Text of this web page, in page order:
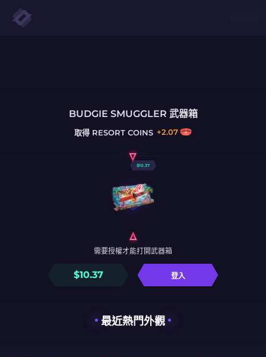
BUDGIE SMUGGLER 武器箱
取得 RESORT COINS +2.07
$10.37
$10.37 登入
需要授權才能打開武器箱
最近熱門外觀